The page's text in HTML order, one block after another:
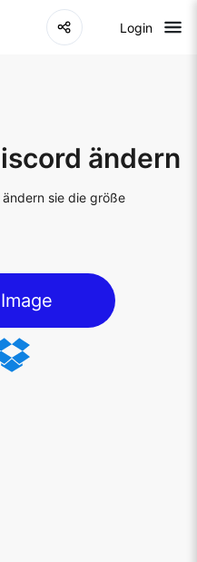
Login
ändern
sie die größe